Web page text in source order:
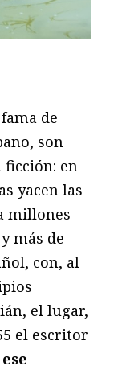
de
son
ficción: en
yacen las
millones
más de
con, al
el lugar,
el escritor